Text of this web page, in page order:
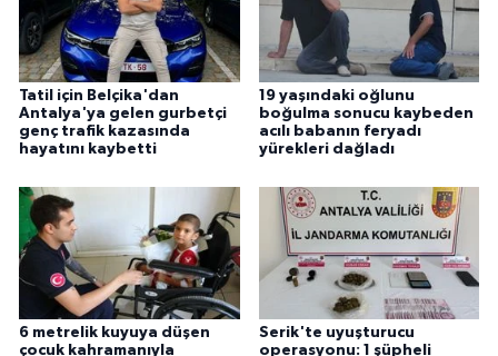
Tatil için Belçika'dan
Antalya'ya gelen gurbetçi
genç trafik kazasında
hayatını kaybetti
19 yaşındaki oğlunu
boğulma sonucu kaybeden
acılı babanın feryadı
yürekleri dağladı
6 metrelik kuyuya düşen
çocuk kahramanıyla
Serik'te uyuşturucu
operasyonu: 1 şüpheli